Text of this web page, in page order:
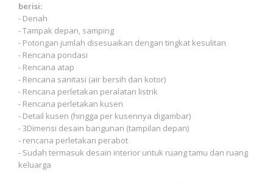
berisi:
- Denah
- Tampak depan, samping
- Potongan jumlah disesuaikan dengan tingkat kesulitan
- Rencana pondasi
- Rencana atap
- Rencana sanitasi (air bersih dan kotor)
- Rencana perletakan peralatan listrik
- Rencana perletakan kusen
- Detail kusen (hingga per kusennya digambar)
- 3Dimensi desain bangunan (tampilan depan)
- rencana perletakan perabot
- Sudah termasuk desain interior untuk ruang tamu dan ruang
keluarga